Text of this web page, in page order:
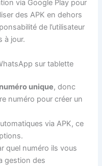
via Google Play pour
des APK en dehors
de l’utilisateur
à jour.
sur tablette
unique, donc
numéro pour créer un
via APK, ce
quel numéro ils vous
gestion des